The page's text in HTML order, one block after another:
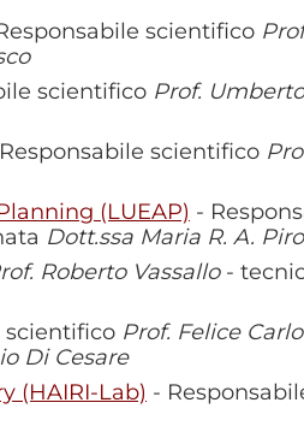
scientifico
scientifico Prof. Umberto
scientifico
(LUEAP) -
Dott.ssa Maria R. A. Piro
Roberto Vassallo-
scientifico Prof. Felice
Di Cesare
(HAIRI-Lab) -